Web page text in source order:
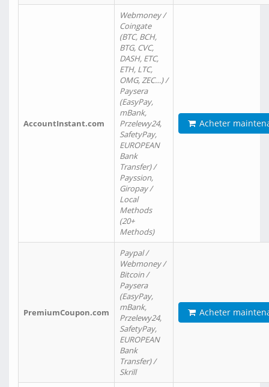
AccountInstant.com
Webmoney /
Coingate
(BTC, BCH,
BTG, CVC,
DASH, ETC,
ETH, LTC,
OMG, ZEC…) /
Paysera
(EasyPay,
mBank,
Przelewy24,
SafetyPay,
EUROPEAN
Bank
Transfer) /
Payssion,
Giropay /
Local
Methods
(20+
Methods)
Acheter
PremiumCoupon.com
Paypal /
Webmoney /
Bitcoin /
Paysera
(EasyPay,
mBank,
Przelewy24,
SafetyPay,
EUROPEAN
Bank
Transfer) /
Skrill
Acheter